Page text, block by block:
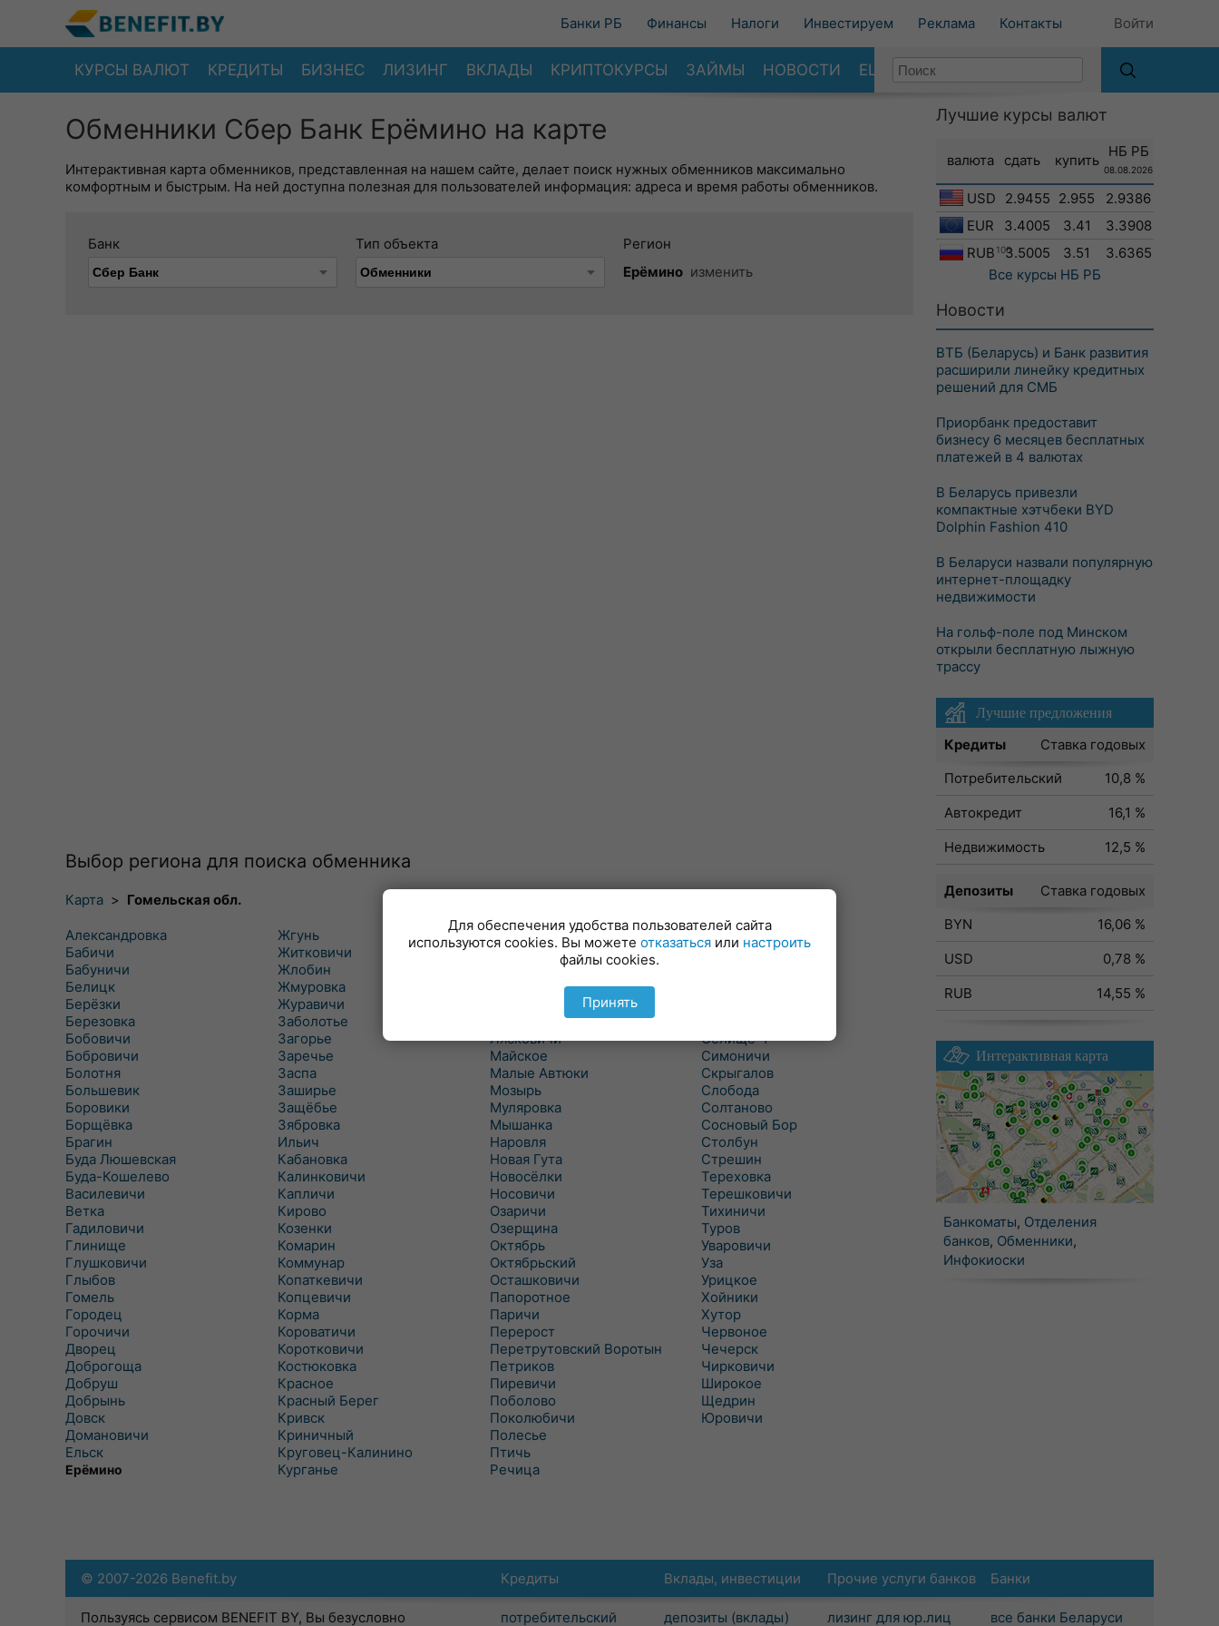
Банки РБ Финансы Налоги Инвестируем Реклама Контакты Войти
КУРСЫ ВАЛЮТ КРЕДИТЫ БИЗНЕС ЛИЗИНГ ВКЛАДЫ КРИПТОКУРСЫ ЗАЙМЫ НОВОСТИ ЕЩЕ
Обменники Сбер Банк Ерёмино на карте
Интерактивная карта обменников, представленная на нашем сайте, делает поиск нужных обменников максимально
комфортным и быстрым. На ней доступна полезная для пользователей информация: адреса и время работы обменников.
Банк Тип объекта
Регион
Ерёмино изменить
Выбор региона для поиска обменника
Карта > Гомельская обл.
Александровка
Бабичи
Бабуничи
Белицк
Берёзки
Березовка
Бобовичи
Бобровичи
Болотня
Большевик
Боровики
Борщёвка
Брагин
Буда Люшевская
Буда-Кошелево
Василевичи
Ветка
Гадиловичи
Глинище
Глушковичи
Глыбов
Гомель
Городец
Горочичи
Дворец
Доброгоща
Добруш
Добрынь
Довск
Домановичи
Ельск
Ерёмино
Жгунь
Житковичи
Жлобин
Жмуровка
Журавичи
Заболотье
Загорье
Заречье
Заспа
Заширье
Защёбье
Зябровка
Ильич
Кабановка
Калинковичи
Капличи
Кирово
Козенки
Комарин
Коммунар
Копаткевичи
Копцевичи
Корма
Короватичи
Коротковичи
Костюковка
Красное
Красный Берег
Кривск
Криничный
Круговец-Калинино
Курганье
Куритичи
Лельчицы
Лясковичи
Майское
Малые Автюки
Мозырь
Муляровка
Мышанка
Наровля
Новая Гута
Новосёлки
Носовичи
Озаричи
Озерщина
Октябрь
Октябрьский
Осташковичи
Папоротное
Паричи
Перерост
Перетрутовский Воротын
Петриков
Пиревичи
Поболово
Поколюбичи
Полесье
Птичь
Речица
Ровенская Слобода
Рогачев
Селище-1
Симоничи
Скрыгалов
Слобода
Солтаново
Сосновый Бор
Столбун
Стрешин
Тереховка
Терешковичи
Тихиничи
Туров
Уваровичи
Уза
Урицкое
Хойники
Хутор
Червоное
Чечерск
Чирковичи
Широкое
Щедрин
Юровичи
Лучшие курсы валют
валюта сдать купить
НБ РБ
08.08.2026
USD 2.9455 2.955
2.9386
EUR
3.4005 3.41
3.3908
RUB 1003.5005 3.51
3.6365
Все курсы НБ РБ
Новости
ВТБ (Беларусь) и Банк развития
расширили линейку кредитных
решений для СМБ
Приорбанк предоставит
бизнесу 6 месяцев бесплатных
платежей в 4 валютах
В Беларусь привезли
компактные хэтчбеки BYD
Dolphin Fashion 410
В Беларуси назвали популярную
интернет-площадку
недвижимости
На гольф-поле под Минском
открыли бесплатную лыжную
трассу
Лучшие предложения
Кредиты
Ставка годовых
Потребительский
10,8 %
Автокредит
16,1 %
Недвижимость
12,5 %
Депозиты
Ставка годовых
BYN
16,06 %
USD
0,78 %
RUB
14,55 %
Интерактивная карта
Банкоматы, Отделения
банков, Обменники,
Инфокиоски
Кредиты
потребительский
Вклады, инвестиции
депозиты (вклады)
Прочие услуги банков
лизинг для юр.лиц
Банки
все банки Беларуси
© 2007-2026 Benefit.by
Пользуясь сервисом BENEFIT BY, Вы безусловно
Для обеспечения удобства пользователей сайта
используются cookies. Вы можете отказаться или настроить
файлы cookies.
Принять